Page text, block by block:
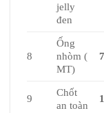
jelly
đen
8
Ống
nhòm (
MT)
9
Chốt
an toàn